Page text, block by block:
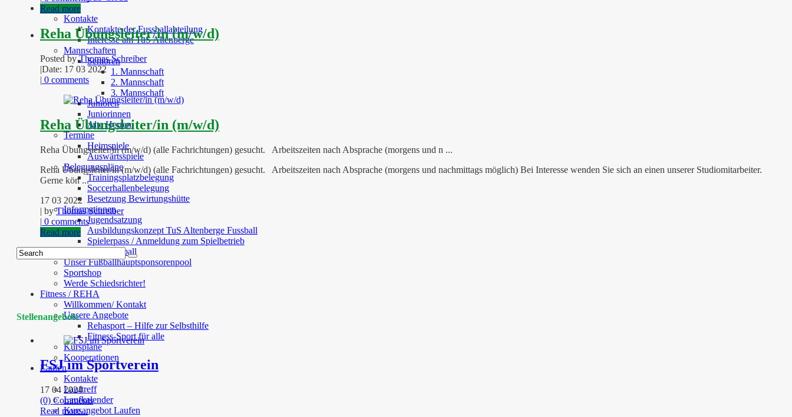
Fussball
Kontakte
Kontakte der Fussballabteilung
Interesse am TuS Altenberge
Mannschaften
Senioren
1. Mannschaft
2. Mannschaft
3. Mannschaft
Junioren
Juniorinnen
Alte Herren
Termine
Heimspiele
Auswärtsspiele
Belegungspläne
Trainingsplatzbelegung
Soccerhallenbelegung
Besetzung Bewirtungshütte
Informationen
Jugendsatzung
Ausbildungskonzept TuS Altenberge Fussball
Spielerpass / Anmeldung zum Spielbetrieb
Sponsoring Fußball
Unser Fußballhauptsponsorenpool
Sportshop
Werde Schiedsrichter!
Fitness / REHA
Willkommen/ Kontakt
Unsere Angebote
Rehasport – Hilfe zur Selbsthilfe
Fitness-Sport für alle
Kurspläne
Kooperationen
Laufen
Kontakte
Lauftreff
Laufkalender
Kursangebot Laufen
Read more
Reha Übungsleiter/in (m/w/d)
Posted byThomas Schreiber
|Date: 17 03 2022
| 0 comments
Reha Übungsleiter/in (m/w/d)
Reha Übungsleiter/in (m/w/d) (alle Fachrichtungen) gesucht. Arbeitszeiten nach Absprache (morgens und n ...
Reha Übungsleiter/in (m/w/d) (alle Fachrichtungen) gesucht. Arbeitszeiten nach Absprache (morgens und nachmittags möglich) Bei Interesse wenden Sie sich an einen unserer Studiomitarbeiter.
Gerne kön ...
17 03 2022
| byThomas Schreiber
| 0 comments
Read more
Stellenangebote
FSJ im Sportverein
17 04 2024
(0) Comments
Read more...